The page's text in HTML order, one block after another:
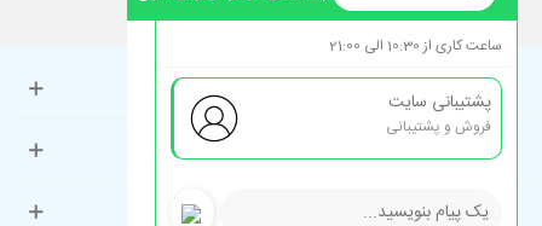
حساب کاربری
راهنمای مشتریان
دسته‌بندی‌های پرطرفدار
ساعت کاری از 10:30 الی 21:00
پشتیبانی سایت
فروش و پشتیبانی